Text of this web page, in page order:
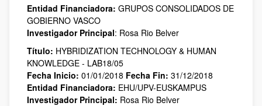
Entidad Financiadora: GRUPOS CONSOLIDADOS DE
GOBIERNO VASCO
Investigador Principal: Rosa Rio Belver
Título: HYBRIDIZATION TECHNOLOGY & HUMAN
KNOWLEDGE - LAB18/05
Fecha Inicio: 01/01/2018 Fecha Fin: 31/12/2018
Entidad Financiadora: EHU/UPV-EUSKAMPUS
Investigador Principal: Rosa Rio Belver